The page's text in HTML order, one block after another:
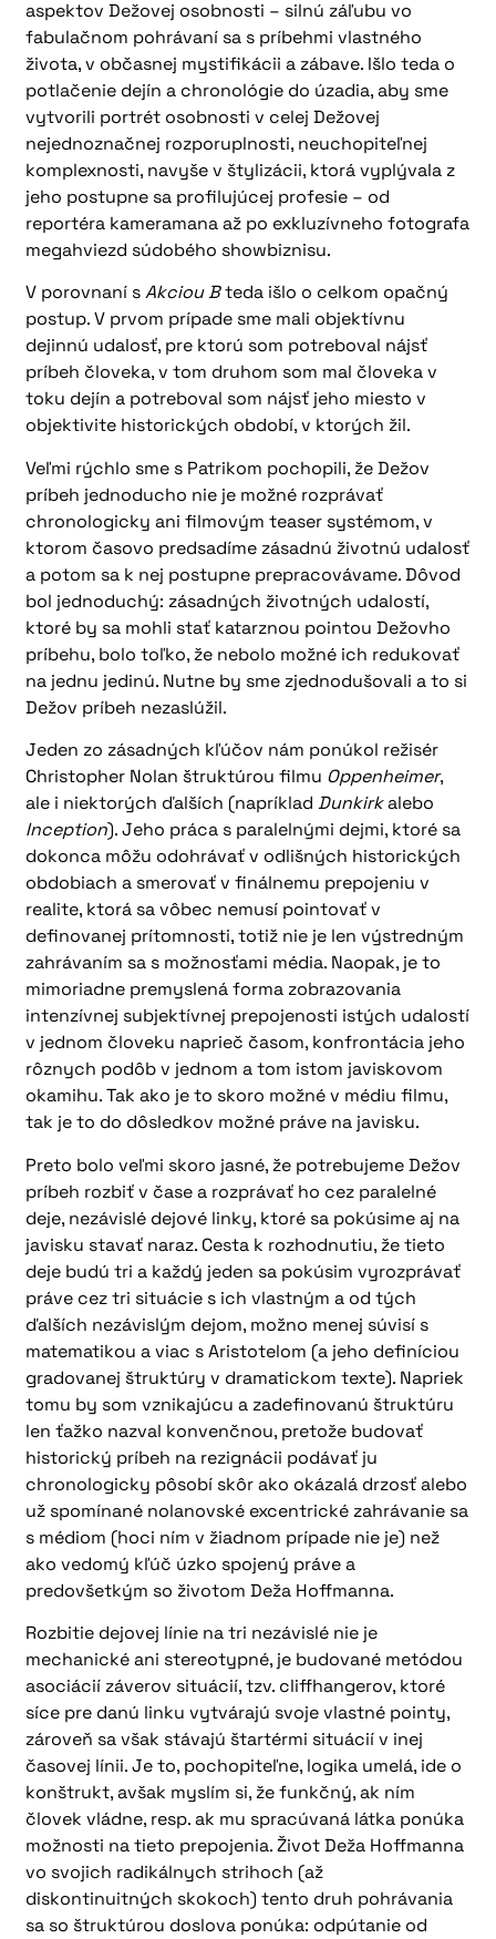
aspektov Dežovej osobnosti – silnú záľubu vo
fabulačnom pohrávaní sa s príbehmi vlastného
života, v občasnej mystifikácii a zábave. Išlo teda o
potlačenie dejín a chronológie do úzadia, aby sme
vytvorili portrét osobnosti v celej Dežovej
nejednoznačnej rozporuplnosti, neuchopiteľnej
komplexnosti, navyše v štylizácii, ktorá vyplývala z
jeho postupne sa profilujúcej profesie – od
reportéra kameramana až po exkluzívneho fotografa
megahviezd súdobého showbiznisu.
V porovnaní sAkciou Bteda išlo o celkom opačný
postup. V prvom prípade sme mali objektívnu
dejinnú udalosť, pre ktorú som potreboval nájsť
príbeh človeka, v tom druhom som mal človeka v
toku dejín a potreboval som nájsť jeho miesto v
objektivite historických období, v ktorých žil.
Veľmi rýchlo sme s Patrikom pochopili, že Dežov
príbeh jednoducho nie je možné rozprávať
chronologicky ani filmovým teaser systémom, v
ktorom časovo predsadíme zásadnú životnú udalosť
a potom sa k nej postupne prepracovávame. Dôvod
bol jednoduchý: zásadných životných udalostí,
ktoré by sa mohli stať katarznou pointou Dežovho
príbehu, bolo toľko, že nebolo možné ich redukovať
na jednu jedinú. Nutne by sme zjednodušovali a to si
Dežov príbeh nezaslúžil.
Jeden zo zásadných kľúčov nám ponúkol režisér
Christopher Nolan štruktúrou filmu Oppenheimer,
ale i niektorých ďalších (napríkladDunkirkalebo
Inception). Jeho práca s paralelnými dejmi, ktoré sa
dokonca môžu odohrávať v odlišných historických
obdobiach a smerovať v finálnemu prepojeniu v
realite, ktorá sa vôbec nemusí pointovať v
definovanej prítomnosti, totiž nie je len výstredným
zahrávaním sa s možnosťami média. Naopak, je to
mimoriadne premyslená forma zobrazovania
intenzívnej subjektívnej prepojenosti istých udalostí
v jednom človeku naprieč časom, konfrontácia jeho
rôznych podôb v jednom a tom istom javiskovom
okamihu. Tak ako je to skoro možné v médiu filmu,
tak je to do dôsledkov možné práve na javisku.
Preto bolo veľmi skoro jasné, že potrebujeme Dežov
príbeh rozbiť v čase a rozprávať ho cez paralelné
deje, nezávislé dejové linky, ktoré sa pokúsime aj na
javisku stavať naraz. Cesta k rozhodnutiu, že tieto
deje budú tri a každý jeden sa pokúsim vyrozprávať
práve cez tri situácie s ich vlastným a od tých
ďalších nezávislým dejom, možno menej súvisí s
matematikou a viac s Aristotelom (a jeho definíciou
gradovanej štruktúry v dramatickom texte). Napriek
tomu by som vznikajúcu a zadefinovanú štruktúru
len ťažko nazval konvenčnou, pretože budovať
historický príbeh na rezignácii podávať ju
chronologicky pôsobí skôr ako okázalá drzosť alebo
už spomínané nolanovské excentrické zahrávanie sa
s médiom (hoci ním v žiadnom prípade nie je) než
ako vedomý kľúč úzko spojený práve a
predovšetkým so životom Deža Hoffmanna.
Rozbitie dejovej línie na tri nezávislé nie je
mechanické ani stereotypné, je budované metódou
asociácií záverov situácií, tzv. cliffhangerov, ktoré
síce pre danú linku vytvárajú svoje vlastné pointy,
zároveň sa však stávajú štartérmi situácií v inej
časovej línii. Je to, pochopiteľne, logika umelá, ide o
konštrukt, avšak myslím si, že funkčný, ak ním
človek vládne, resp. ak mu spracúvaná látka ponúka
možnosti na tieto prepojenia. Život Deža Hoffmanna
vo svojich radikálnych strihoch (až
diskontinuitných skokoch) tento druh pohrávania
sa so štruktúrou doslova ponúka: odpútanie od